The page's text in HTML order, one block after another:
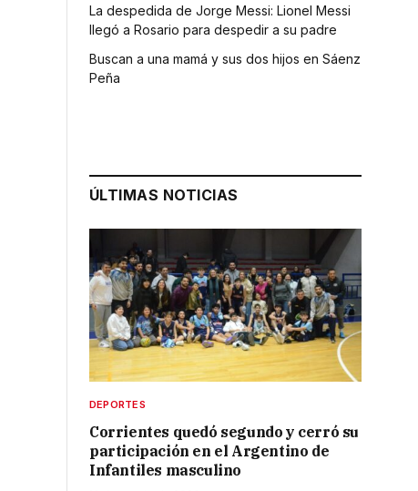
La despedida de Jorge Messi: Lionel Messi
llegó a Rosario para despedir a su padre
Buscan a una mamá y sus dos hijos en Sáenz
Peña
ÚLTIMAS NOTICIAS
DEPORTES
Corrientes quedó segundo y cerró su
participación en el Argentino de
Infantiles masculino